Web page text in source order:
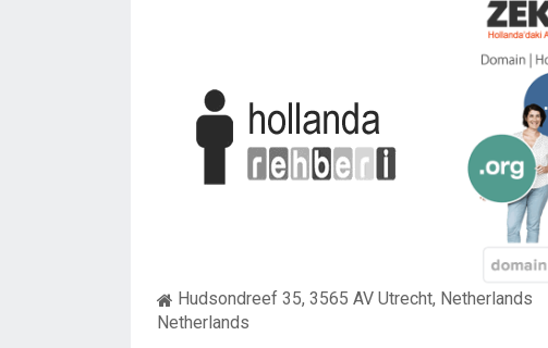
Hudsondreef 35, 3565 AV Utrecht, Netherlands
Netherlands